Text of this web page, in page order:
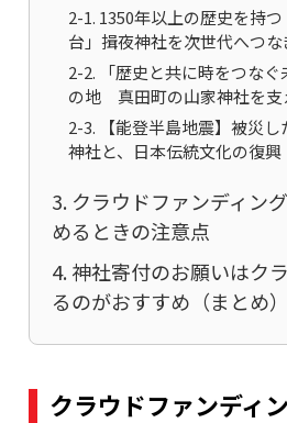
2-1. 1350年以上の歴史を持
台」揖夜神社を次世代へつな
2-2. 「歴史と共に時をつな
の地 真田町の山家神社を支
2-3. 【能登半島地震】被災
神社と、日本伝統文化の復興
3. クラウドファンディン
めるときの注意点
4. 神社寄付のお願いはク
るのがおすすめ（まとめ）
クラウドファンディ